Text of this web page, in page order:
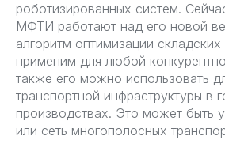
роботизированных систем.
МФТИ работают над его новой
алгоритм оптимизации
применим для любой
также его можно использовать
транспортной инфраструктуры в
производствах. Это может быть
или сеть многополосных